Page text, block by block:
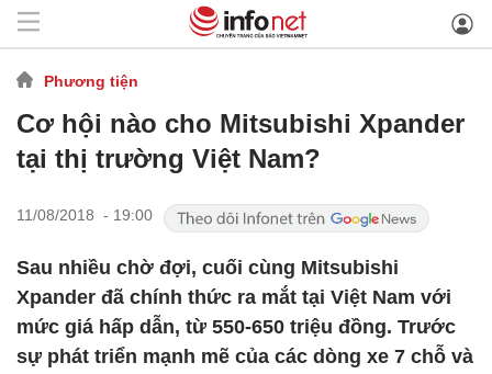
Phương tiện
Cơ hội nào cho Mitsubishi Xpander
tại thị trường Việt Nam?
11/08/2018 - 19:00
Sau nhiều chờ đợi, cuối cùng Mitsubishi
Xpander đã chính thức ra mắt tại Việt Nam với
mức giá hấp dẫn, từ 550-650 triệu đồng. Trước
sự phát triển mạnh mẽ của các dòng xe 7 chỗ và